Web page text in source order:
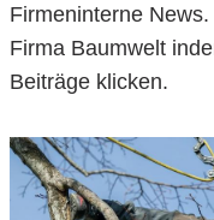
Firmeninterne
Firma Baumwelt
Beiträge klicken.